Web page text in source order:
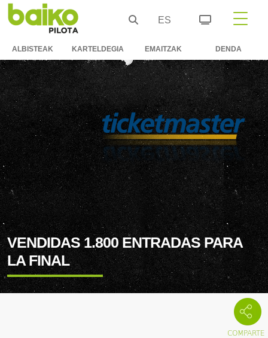
ES
ALBISTEAK KARTELDEGIA EMAITZAK DENDA
VENDIDAS 1.800 ENTRADAS PARA
LA FINAL